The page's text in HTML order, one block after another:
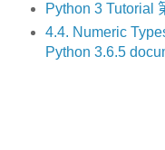
Python 3 Tutorial
4.4. Numeric
Python 3.6.5